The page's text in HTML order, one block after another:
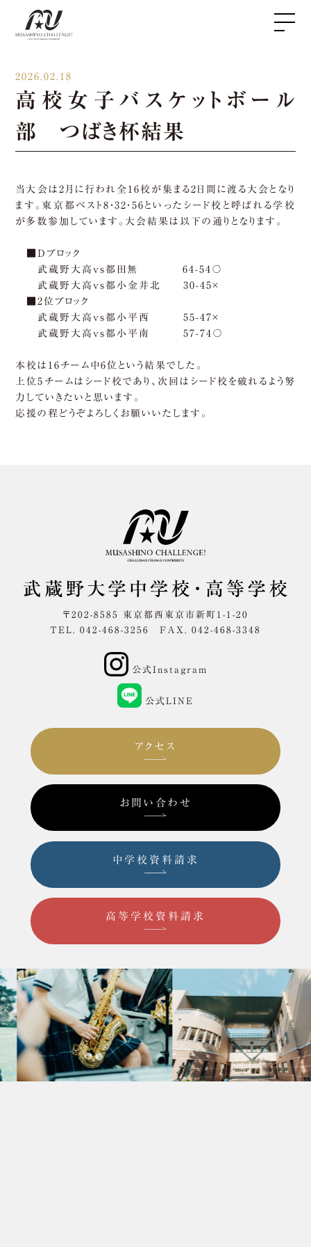
2026.02.18
高校女子バスケットボール
部 つばき杯結果
当大会は2月に行われ全16校が集まる2日間に渡る大会となり
ます。東京都ベスト8・32・56といったシード校と呼ばれる学校
が多数参加しています。大会結果は以下の通りとなります。
■Dブロック
武蔵野大高vs都田無 64-54〇
武蔵野大高vs都小金井北 30-45×
■2位ブロック
武蔵野大高vs都小平西 55-47×
武蔵野大高vs都小平南 57-74〇
本校は16チーム中6位という結果でした。
上位5チームはシード校であり、次回はシード校を破れるよう努
力していきたいと思います。
応援の程どうぞよろしくお願いいたします。
〒202-8585 東京都西東京市新町1-1-20
TEL. 042-468-3256 FAX. 042-468-3348
公式Instagram
公式LINE
アクセス
お問い合わせ
中学校資料請求
高等学校資料請求